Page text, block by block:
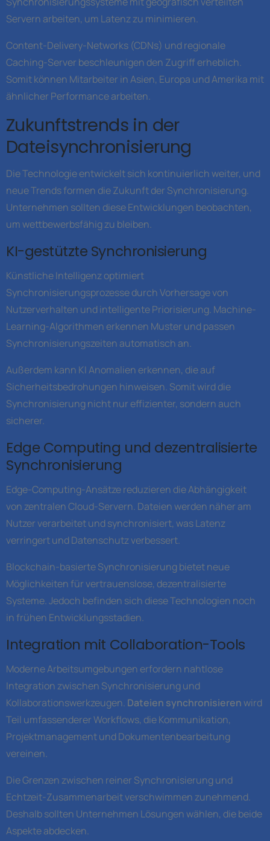
Servern arbeiten, um Latenz zu minimieren.
Content-Delivery-Networks (CDNs) und regionale
Caching-Server beschleunigen den Zugriff erheblich.
Somit können Mitarbeiter in Asien, Europa und Amerika mit
ähnlicher Performance arbeiten.
Zukunftstrends in der
Dateisynchronisierung
Die Technologie entwickelt sich kontinuierlich weiter, und
neue Trends formen die Zukunft der Synchronisierung.
Unternehmen sollten diese Entwicklungen beobachten,
um wettbewerbsfähig zu bleiben.
KI-gestützte Synchronisierung
Künstliche Intelligenz optimiert
Synchronisierungsprozesse durch Vorhersage von
Nutzerverhalten und intelligente Priorisierung. Machine-
Learning-Algorithmen erkennen Muster und passen
Synchronisierungszeiten automatisch an.
Außerdem kann KI Anomalien erkennen, die auf
Sicherheitsbedrohungen hinweisen. Somit wird die
Synchronisierung nicht nur effizienter, sondern auch
sicherer.
Edge Computing und dezentralisierte
Synchronisierung
Edge-Computing-Ansätze reduzieren die Abhängigkeit
von zentralen Cloud-Servern. Dateien werden näher am
Nutzer verarbeitet und synchronisiert, was Latenz
verringert und Datenschutz verbessert.
Blockchain-basierte Synchronisierung bietet neue
Möglichkeiten für vertrauenslose, dezentralisierte
Systeme. Jedoch befinden sich diese Technologien noch
in frühen Entwicklungsstadien.
Integration mit Collaboration-Tools
Moderne Arbeitsumgebungen erfordern nahtlose
Integration zwischen Synchronisierung und
Kollaborationswerkzeugen. Dateien synchronisieren wird
Teil umfassenderer Workflows, die Kommunikation,
Projektmanagement und Dokumentenbearbeitung
vereinen.
Die Grenzen zwischen reiner Synchronisierung und
Echtzeit-Zusammenarbeit verschwimmen zunehmend.
Deshalb sollten Unternehmen Lösungen wählen, die beide
Aspekte abdecken.